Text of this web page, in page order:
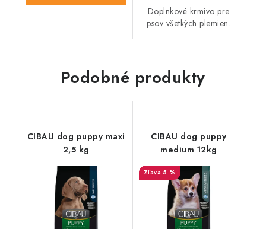
Doplnkové krmivo pre
psov všetkých plemien.
Podobné produkty
CIBAU dog puppy maxi
2,5 kg
CIBAU dog puppy
medium 12kg
5 %